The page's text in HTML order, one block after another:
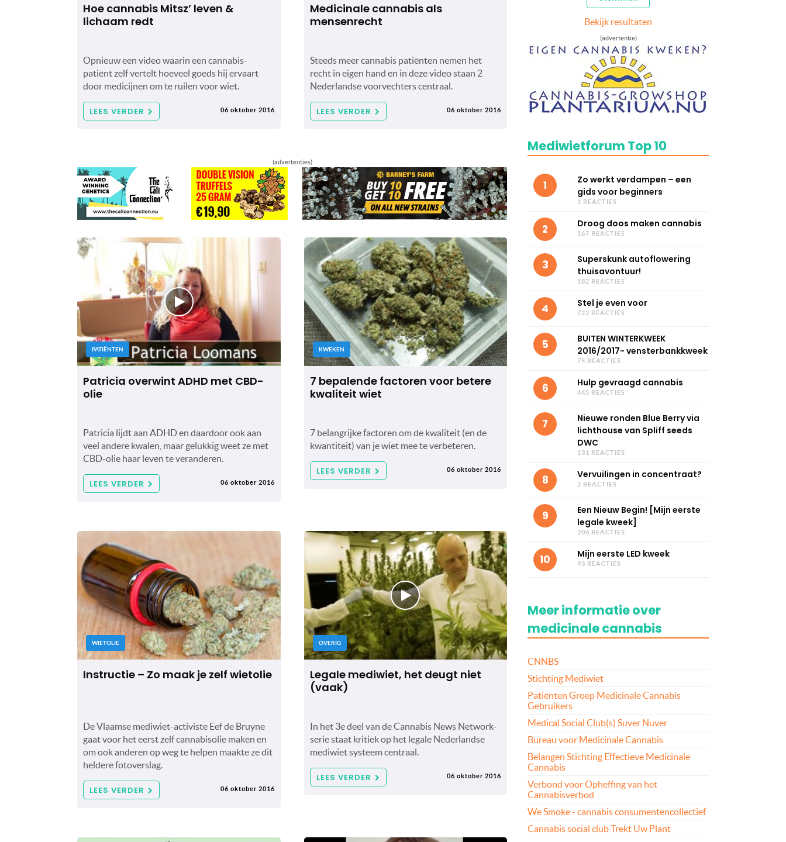
Hoe cannabis Mitsz’ leven &
lichaam redt
Opnieuw een video waarin een cannabis-
patiënt zelf vertelt hoeveel goeds hij ervaart
door medicijnen om te ruilen voor wiet.
LEES VERDER 06 oktober 2016
Medicinale cannabis als
mensenrecht
Steeds meer cannabis patiënten nemen het
recht in eigen hand en in deze video staan 2
Nederlandse voorvechters centraal.
LEES VERDER 06 oktober 2016
(advertenties)
PATIËNTEN
Patricia overwint ADHD met CBD-
olie
Patricia lijdt aan ADHD en daardoor ook aan
veel andere kwalen, maar gelukkig weet ze met
CBD-olie haar leven te veranderen.
LEES VERDER 06 oktober 2016
KWEKEN
7 bepalende factoren voor betere
kwaliteit wiet
7 belangrijke factoren om de kwaliteit (en de
kwantiteit) van je wiet mee te verbeteren.
LEES VERDER 06 oktober 2016
WIETOLIE
Instructie – Zo maak je zelf wietolie
De Vlaamse mediwiet-activiste Eef de Bruyne
gaat voor het eerst zelf cannabisolie maken en
om ook anderen op weg te helpen maakte ze dit
heldere fotoverslag.
LEES VERDER 06 oktober 2016
OVERIG
Legale mediwiet, het deugt niet
(vaak)
In het 3e deel van de Cannabis News Network-
serie staat kritiek op het legale Nederlandse
mediwiet systeem centraal.
LEES VERDER 06 oktober 2016
Bekijk resultaten
(advertentie)
Mediwietforum Top 10
1
Zo werkt verdampen – een
gids voor beginners
1 REACTIES
2 Droog doos maken cannabis
167 REACTIES
3
Superskunk autoflowering
thuisavontuur!
182 REACTIES
4 Stel je even voor
722 REACTIES
5
BUITEN WINTERKWEEK
2016/2017- vensterbankkweek
75 REACTIES
6 Hulp gevraagd cannabis
445 REACTIES
7
Nieuwe ronden Blue Berry via
lichthouse van Spliff seeds
DWC
131 REACTIES
8 Vervuilingen in concentraat?
2 REACTIES
9
Een Nieuw Begin! [Mijn eerste
legale kweek]
206 REACTIES
10 Mijn eerste LED kweek
93 REACTIES
Meer informatie over
medicinale cannabis
CNNBS
Stichting Mediwiet
Patiënten Groep Medicinale Cannabis
Gebruikers
Medical Social Club(s) Suver Nuver
Bureau voor Medicinale Cannabis
Belangen Stichting Effectieve Medicinale
Cannabis
Verbond voor Opheffing van het
Cannabisverbod
We Smoke - cannabis consumentencollectief
Cannabis social club Trekt Uw Plant